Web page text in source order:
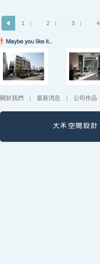
1 | 2 | 3 | 4
關於我們 最新消息 公司作品